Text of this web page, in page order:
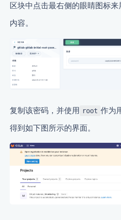
区块中点击最右侧的眼睛图标来
内容。
复制该密码，并使用 root 作为
得到如下图所示的界面。